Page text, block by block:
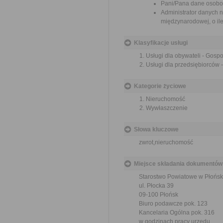
Pani/Pana dane
Administrator danych
międzynarodowej, o
Klasyfikacje usługi
Usługi dla obywateli -
Usługi dla
Kategorie życiowe
Nieruchomość
Wywłaszczenie
Słowa kluczowe
zwrot,nieruchomość
Miejsce składania dokumentów
Starostwo Powiatowe w
ul. Płocka 39
09-100 Płońsk
Biuro podawcze pok. 123
Kancelaria Ogólna pok. 316
w godzinach pracy urzędu